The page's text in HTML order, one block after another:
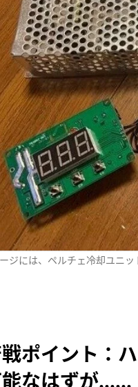
ジには、ペルチェ冷却ユニ
ポイント：
なはずが……